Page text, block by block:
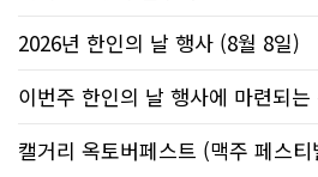
2026년 한인의 날 행사 (8월 8일)
이번주 한인의 날 행사에 마련되
캘거리 옥토버페스트 (맥주 페스